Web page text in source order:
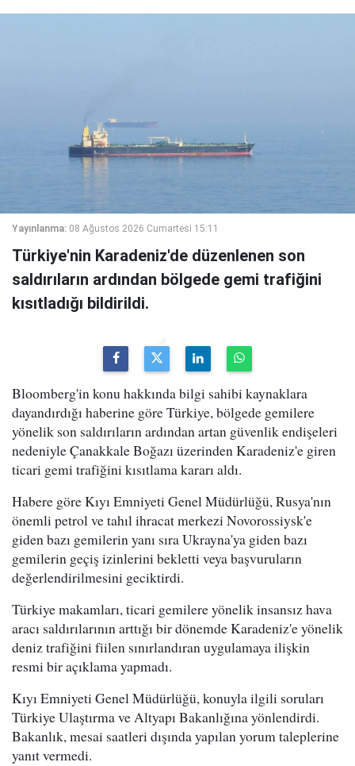
Yayınlanma: 08 Ağustos 2026 Cumartesi 15:11
Türkiye'nin Karadeniz'de düzenlenen son
saldırıların ardından bölgede gemi trafiğini
kısıtladığı bildirildi.
Bloomberg'in konu hakkında bilgi sahibi kaynaklara
dayandırdığı haberine göre Türkiye, bölgede gemilere
yönelik son saldırıların ardından artan güvenlik endişeleri
nedeniyle Çanakkale Boğazı üzerinden Karadeniz'e giren
ticari gemi trafiğini kısıtlama kararı aldı.
Habere göre Kıyı Emniyeti Genel Müdürlüğü, Rusya'nın
önemli petrol ve tahıl ihracat merkezi Novorossiysk'e
giden bazı gemilerin yanı sıra Ukrayna'ya giden bazı
gemilerin geçiş izinlerini bekletti veya başvuruların
değerlendirilmesini geciktirdi.
Türkiye makamları, ticari gemilere yönelik insansız hava
aracı saldırılarının arttığı bir dönemde Karadeniz'e yönelik
deniz trafiğini fiilen sınırlandıran uygulamaya ilişkin
resmi bir açıklama yapmadı.
Kıyı Emniyeti Genel Müdürlüğü, konuyla ilgili soruları
Türkiye Ulaştırma ve Altyapı Bakanlığına yönlendirdi.
Bakanlık, mesai saatleri dışında yapılan yorum taleplerine
yanıt vermedi.